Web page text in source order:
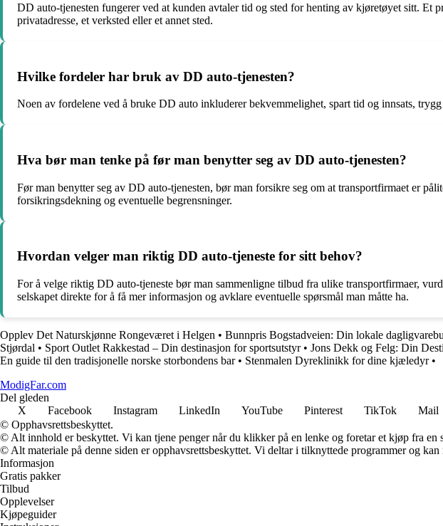
DD auto-tjenesten fungerer ved at kunden avtaler tid og sted for henting av kjøretøyet sitt. Et
privatadresse, et verksted eller et annet sted.
Hvilke fordeler har bruk av DD auto-tjenesten?
Noen av fordelene ved å bruke DD auto inkluderer bekvemmelighet, spart tid og innsats,
Hva bør man tenke på før man benytter seg av DD auto-tjenesten?
Før man benytter seg av DD auto-tjenesten, bør man forsikre seg om at transportfirmaet er
forsikringsdekning og eventuelle begrensninger.
Hvordan velger man riktig DD auto-tjeneste for sitt behov?
For å velge riktig DD auto-tjeneste bør man sammenligne tilbud fra ulike transportfirmaer,
selskapet direkte for å få mer informasjon og avklare eventuelle spørsmål man måtte ha.
Opplev Det Naturskjønne Rongeværet i Helgen • Bunnpris Bogstadveien: Din lokale
Stjørdal • Sport Outlet Rakkestad – Din destinasjon for sportsutstyr• Jons Dekk og Felg: Din
En guide til den tradisjonelle norske storbondens bar• Stenmalen Dyreklinikk for dine kjæledyr•
ModigFar.com
Del gleden
X
Facebook Instagram LinkedIn YouTube Pinterest TikTok Mail
© Opphavsrettsbeskyttet.
© Alt innhold er beskyttet. Vi kan tjene penger når du klikker på en lenke og foretar et kjøp fra en
© Alt materiale på denne siden er opphavsrettsbeskyttet. Vi deltar i tilknyttede programmer og
Informasjon
Gratis pakker
Tilbud
Opplevelser
Kjøpeguider